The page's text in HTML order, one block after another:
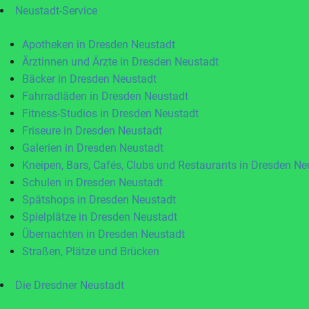
Neustadt-Service
Apotheken in Dresden Neustadt
Ärztinnen und Ärzte in Dresden Neustadt
Bäcker in Dresden Neustadt
Fahrradläden in Dresden Neustadt
Fitness-Studios in Dresden Neustadt
Friseure in Dresden Neustadt
Galerien in Dresden Neustadt
Kneipen, Bars, Cafés, Clubs und Restaurants in Dresden
Schulen in Dresden Neustadt
Spätshops in Dresden Neustadt
Spielplätze in Dresden Neustadt
Übernachten in Dresden Neustadt
Straßen, Plätze und Brücken
Die Dresdner Neustadt